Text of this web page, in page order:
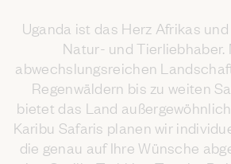
Uganda ist das Herz Afrikas
Natur- und Tierliebhaber.
abwechslungsreichen
Regenwäldern bis zu weiten
bietet das Land
Karibu Safaris planen wir
die genau auf Ihre Wünsche